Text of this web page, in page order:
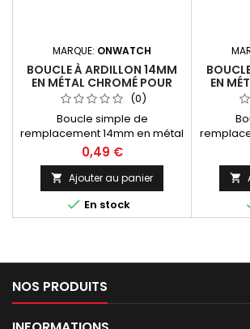
MARQUE: ONWATCH
BOUCLE À ARDILLON 14MM
EN MÉTAL CHROMÉ POUR
BRACELET DE MONTRE
(0)
Boucle simple de
remplacement 14mm en métal
alliage chromé pour bracelet
montre.
0,49 €
 Ajouter au panier
 En stock
EN
alliage

NOS PRODUITS